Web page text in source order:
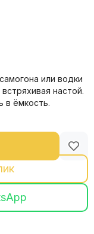
или водки
настой.
в ёмкость.